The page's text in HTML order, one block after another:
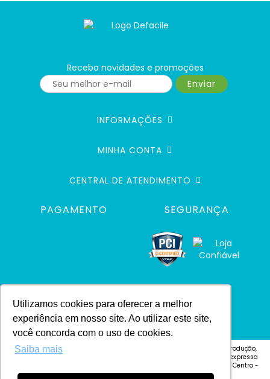
Utilizamos cookies para oferecer a melhor
experiência em nosso site. Ao utilizar este site,
você concorda com o uso de cookies.
Saiba mais
Receba novidades e promoções
Enviar
INFORMAÇÕES
MINHA CONTA
CENTRAL DE ATENDIMENTO
PAGAMENTO SEGURANÇA
© 2024 Defacile. Todos os direitos reservados. É vedada qualquer reprodução,
total ou parcial, de qualquer elemento de identidade, ou textos, sem expressa
autorização Defacile - Endereço: Rua Cel. José Vitoriano Vilas Bôas, 4 - Centro -
CEP 18600-130 - Botucatu-SP